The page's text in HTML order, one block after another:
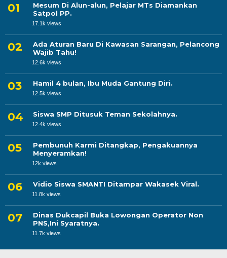
Mesum Di Alun-alun, Pelajar MTs Diamankan
Satpol PP.
17.1k views
Ada Aturan Baru Di Kawasan Sarangan, Pelancong
Wajib Tahu!
12.6k views
Hamil 4 bulan, Ibu Muda Gantung Diri.
12.5k views
Siswa SMP Ditusuk Teman Sekolahnya.
12.4k views
Pembunuh Karmi Ditangkap, Pengakuannya
Menyeramkan!
12k views
Vidio Siswa SMANTI Ditampar Wakasek Viral.
11.8k views
Dinas Dukcapil Buka Lowongan Operator Non
PNS,Ini Syaratnya.
11.7k views